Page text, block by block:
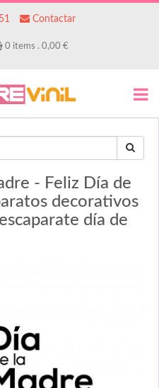
Contactar
0 items . 0,00 €
- Feliz Día de
decorativos
día de